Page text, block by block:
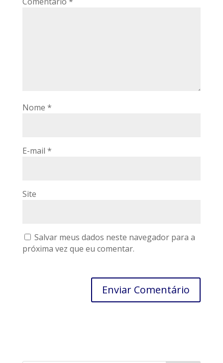
Nome *
E-mail *
Site
Salvar meus dados neste navegador para a
próxima vez que eu comentar.